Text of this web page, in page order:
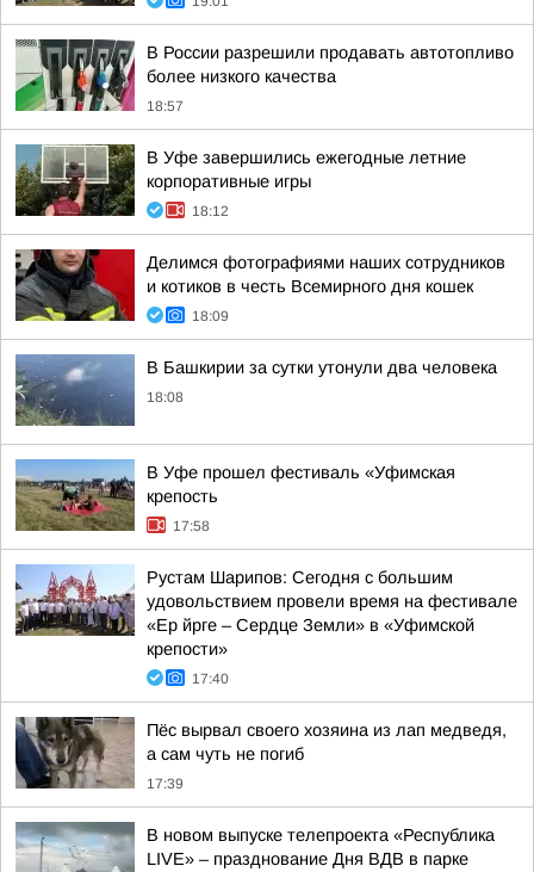
В России разрешили продавать автотопливо
более низкого качества
18:57
В Уфе завершились ежегодные летние
корпоративные игры
18:12
Делимся фотографиями наших сотрудников
и котиков в честь Всемирного дня кошек
18:09
В Башкирии за сутки утонули два человека
18:08
В Уфе прошел фестиваль «Уфимская
крепость
17:58
Рустам Шарипов: Сегодня с большим
удовольствием провели время на фестивале
«Ер йрге – Сердце Земли» в «Уфимской
крепости»
17:40
Пёс вырвал своего хозяина из лап медведя,
а сам чуть не погиб
17:39
В новом выпуске телепроекта «Республика
LIVE» – празднование Дня ВДВ в парке